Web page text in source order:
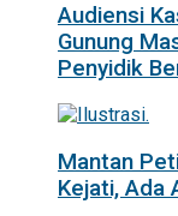
Audiensi
Gunung
Penyidik
Mantan
Kejati, Ada